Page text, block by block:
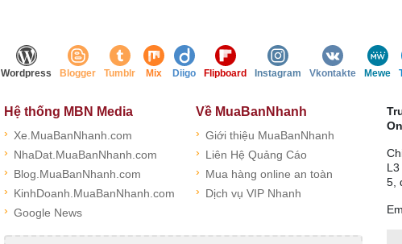
Wordpress Blogger Tumblr Mix Diigo Flipboard Instagram Vkontakte Mewe
Hệ thống MBN Media
› Xe.MuaBanNhanh.com
› NhaDat.MuaBanNhanh.com
› Blog.MuaBanNhanh.com
› KinhDoanh.MuaBanNhanh.com
› Google News
Về MuaBanNhanh
› Giới thiệu MuaBanNhanh
› Liên Hệ Quảng Cáo
› Mua hàng online an toàn
› Dịch vụ VIP Nhanh
5,